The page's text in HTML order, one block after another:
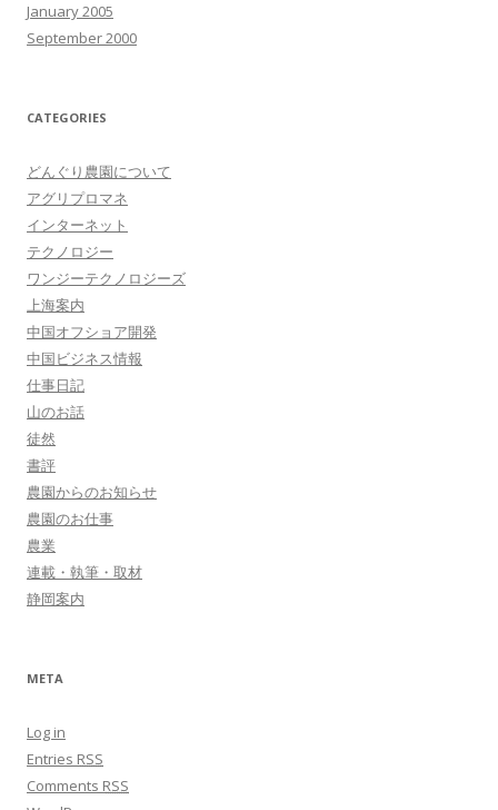
January 2005
September 2000
CATEGORIES
どんぐり農園について
アグリプロマネ
インターネット
テクノロジー
ワンジーテクノロジーズ
上海案内
中国オフショア開発
中国ビジネス情報
仕事日記
山のお話
徒然
書評
農園からのお知らせ
農園のお仕事
農業
連載・執筆・取材
静岡案内
META
Log in
Entries RSS
Comments RSS